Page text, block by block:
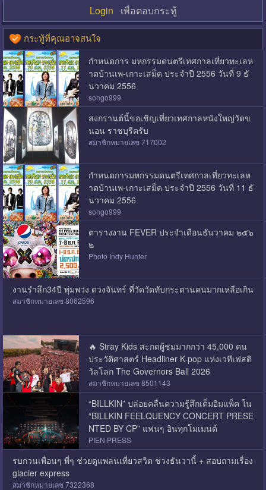
Login เพื่อตอบกระทู้
กระทู้ที่คุณอาจสนใจ
กำหนดการ มหกรรมดนตรีเทศกาลเที่ยวทะเลห
าดบ้านเพ-เกาะเสม็ด ประจำปี 2556 วันที่ 9 ธั
นวาคม 2556
songo999
สงกรานต์นี้ขอเชิญเที่ยวเทศกาลหนังใหญ่วัดข
นอน ราชบุรีครับ
สมาชิกหมายเลข 717002
กำหนดการมหกรรมดนตรีเทศกาลเที่ยวทะเลห
าดบ้านเพ-เกาะเสม็ด ประจำปี 2556 วันที่ 11 ธั
นวาคม 2556
songo999
ตารางงาน FEVER ประจำเดือนธันวาคม ๒๕๖
๒
Photo Indy Hunter
งานรำลึก34ปี พุ่มพวง ดวงจันทร์ ที่วัดวัดทับกระดานคนมากเหลือเกิน
สมาชิกหมายเลข 8062596
🔥 Stray Kids สะกดผู้ชมมากกว่า 45,000 คน
ประวัติศาสตร์ Headliner K-pop แห่งเวทีเฟสติ
วัลโลก The Governors Ball 2026
สมาชิกหมายเลข 8501143
“BILLKIN” ปล่อยคลื่นความรู้สึกเต็มอิมแพ็ค ใน
“BILLKIN FEELQUENCY CONCERT PRESE
NTED BY CP” แฟนๆ อินทุกโมเมนต์
PIEN PRESS
รบกวนเพื่อนๆ พี่ๆ ช่วยดูแพลนเที่ยวสวิต ช่วงธันวานี้ + สอบถามเรื่อง
glacier express
สมาชิกหมายเลข 7322368